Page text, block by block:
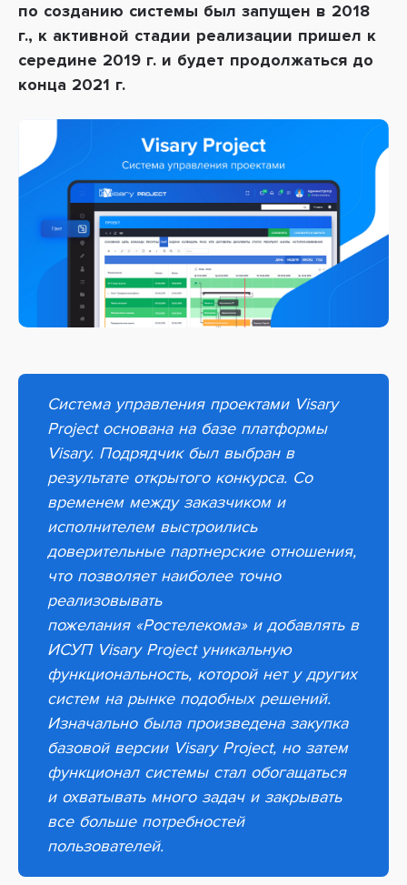
по созданию системы был запущен в 2018
г., к активной стадии реализации пришел к
середине 2019 г. и будет продолжаться до
конца 2021 г.
Система управления проектами Visary
Project основана на базе платформы
Visary. Подрядчик был выбран в
результате открытого конкурса. Со
временем между заказчиком и
исполнителем выстроились
доверительные партнерские отношения,
что позволяет наиболее точно
реализовывать
пожелания «Ростелекома»и добавлять в
ИСУП Visary Project уникальную
функциональность, которой нет у других
систем на рынке подобных решений.
Изначально была произведена закупка
базовой версии Visary Project, но затем
функционал системы стал обогащаться
и охватывать много задач и закрывать
все больше потребностей
пользователей.